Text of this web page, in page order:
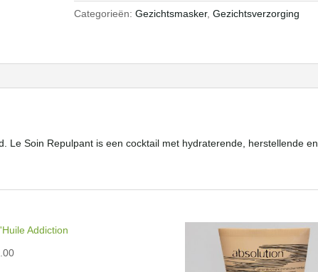
Categorieën:Gezichtsmasker,Gezichtsverzorging
Le Soin Repulpant is een cocktail met hydraterende, herstellende en